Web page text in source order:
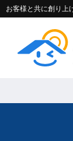
お客様と共に創り上